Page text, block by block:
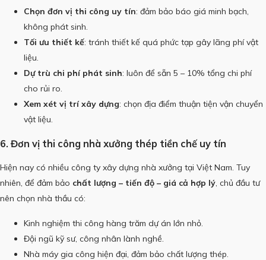
Chọn đơn vị thi công uy tín: đảm bảo báo giá minh bạch,
không phát sinh.
Tối ưu thiết kế: tránh thiết kế quá phức tạp gây lãng phí vật
liệu.
Dự trù chi phí phát sinh: luôn để sẵn 5 – 10% tổng chi phí
cho rủi ro.
Xem xét vị trí xây dựng: chọn địa điểm thuận tiện vận chuyển
vật liệu.
6. Đơn vị thi công nhà xưởng thép tiền chế uy tín
Hiện nay có nhiều công ty xây dựng nhà xưởng tại Việt Nam. Tuy
nhiên, để đảm bảo chất lượng – tiến độ – giá cả hợp lý, chủ đầu tư
nên chọn nhà thầu có:
Kinh nghiệm thi công hàng trăm dự án lớn nhỏ.
Đội ngũ kỹ sư, công nhân lành nghề.
Nhà máy gia công hiện đại, đảm bảo chất lượng thép.